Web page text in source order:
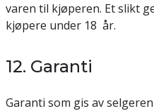
varen til kjøperen. Et slikt
kjøpere under 18 år.
12. Garanti
Garanti som gis av